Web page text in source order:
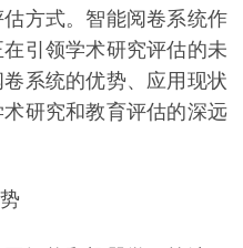
方式。智能阅卷系统作
引领学术研究评估的未
系统的优势、应用现状
研究和教育评估的深远